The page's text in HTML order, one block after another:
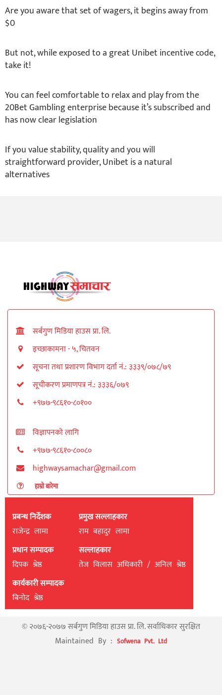
Are you aware that set of wagers, it begins away from
$0
But not, while exposed to a great Unibet incentive code,
take it!
You can feel comfortable to relax and play from the
20Bet Gambling enterprise because it’s subscribed and
has now clear legislation
If you value stability, quality and you will
straightforward provider, Unibet is a natural
alternatives
सर्बगुण मिडिया हाउस प्रा. लि.
इच्छाकामना - ५, चितवन
सूचना तथा प्रशारण विभाग दर्ता नं.: ३३३९/०७८/७९
सूचीकरण प्रमाणपत्र नं.: ३३३६/०७९
+९७७-९८६१०-८०१००
विज्ञापनको लागि
+९७७-९८६१०-८००८०
highwaysamachar@gmail.com
हाम्रो बारेमा
प्रबन्ध निर्देशक
राजेन्द्र लामा
प्रधान सम्पादक
दिपक श्रेष्ठ
कार्यकारी सम्पादक
बिनाेद श्रेष्ठ
प्रमुख सल्लाहकार
राम बहादुर लामा
सल्लाहकार
तेज विलास अधिकारी / अनिल श्रेष्ठ
© २०७६-२०७७ सर्बगुण मिडिया हाउस प्रा. लि. सर्वाधिकार सुरक्षित
Maintained By : Sofwena Pvt. Ltd